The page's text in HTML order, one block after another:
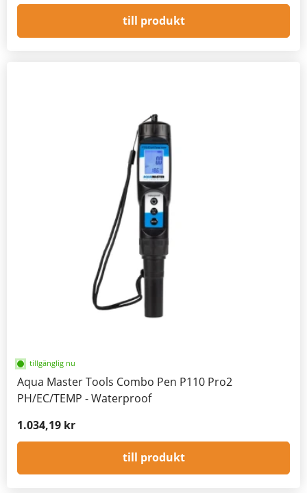
till produkt
tillgänglig nu
Aqua Master Tools Combo Pen P110 Pro2
PH/EC/TEMP - Waterproof
1.034,19 kr
till produkt